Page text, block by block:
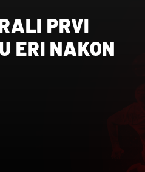
PRVI
ERI NAKON